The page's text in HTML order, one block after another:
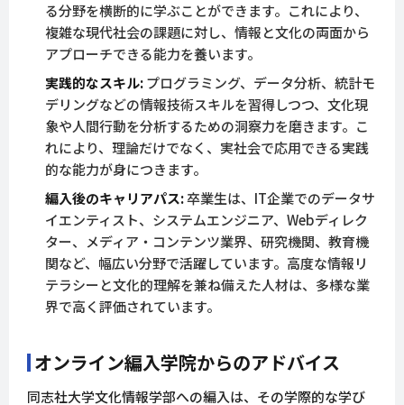
る分野を横断的に学ぶことができます。これにより、
複雑な現代社会の課題に対し、情報と文化の両面から
アプローチできる能力を養います。
実践的なスキル:プログラミング、データ分析、統計モ
デリングなどの情報技術スキルを習得しつつ、文化現
象や人間行動を分析するための洞察力を磨きます。こ
れにより、理論だけでなく、実社会で応用できる実践
的な能力が身につきます。
編入後のキャリアパス:卒業生は、IT企業でのデータサ
イエンティスト、システムエンジニア、Webディレク
ター、メディア・コンテンツ業界、研究機関、教育機
関など、幅広い分野で活躍しています。高度な情報リ
テラシーと文化的理解を兼ね備えた人材は、多様な業
界で高く評価されています。
オンライン編入学院からのアドバイス
同志社大学文化情報学部への編入は、その学際的な学び